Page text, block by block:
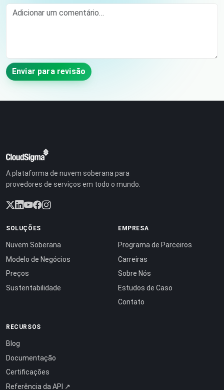
Comment
Enviar para revisão
A plataforma de nuvem soberana para
provedores de serviços em todo o mundo.
SOLUÇÕES
Nuvem Soberana
Modelo de Negócios
Preços
Sustentabilidade
EMPRESA
Programa de Parceiros
Carreiras
Sobre Nós
Estudos de Caso
Contato
RECURSOS
Blog
Documentação
Certificações
Referência da API ↗